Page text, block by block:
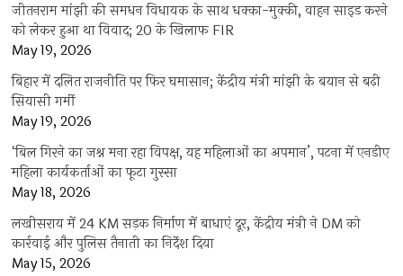
जीतनराम मांझी की समधन विधायक के साथ धक्का-मुक्की, वाहन साइड करने
को लेकर हुआ था विवाद; 20 के खिलाफ FIR
May 19, 2026
बिहार में दलित राजनीति पर फिर घमासान; केंद्रीय मंत्री मांझी के बयान से बढ़ी
सियासी गर्मी
May 19, 2026
‘बिल गिरने का जश्न मना रहा विपक्ष, यह महिलाओं का अपमान’, पटना में एनडीए
महिला कार्यकर्ताओं का फूटा गुस्सा
May 18, 2026
लखीसराय में 24 KM सड़क निर्माण में बाधाएं दूर, केंद्रीय मंत्री ने DM को
कार्रवाई और पुलिस तैनाती का निर्देश दिया
May 15, 2026